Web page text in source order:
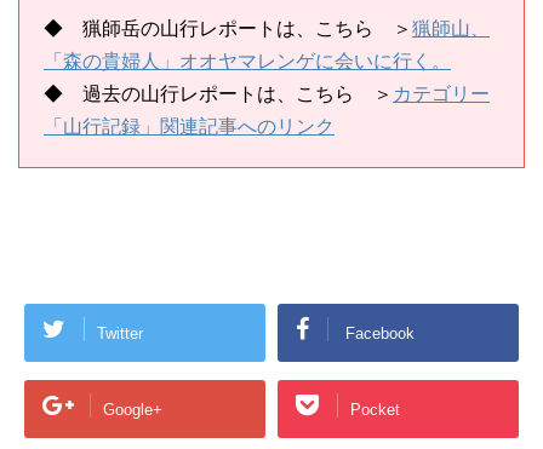
◆ 猟師岳の山行レポートは、こちら ＞ 猟師山、
「森の貴婦人」オオヤマレンゲに会いに行く。
◆ 過去の山行レポートは、
こちら ＞ カテゴリー
「山行記録」関連記事へのリンク
Twitter Facebook
Google+ Pocket